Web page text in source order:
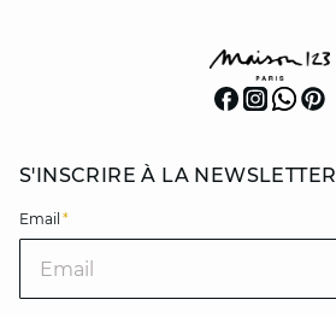
S'INSCRIRE À LA NEWSLETTER
Email *